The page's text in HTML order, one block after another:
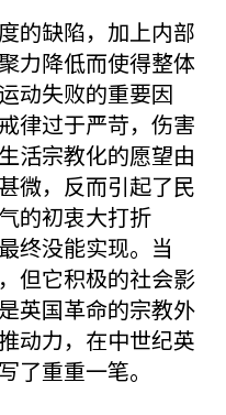
缺陷，加上内部
力降低而使得整体
动失败的重要因
律过于严苛，伤害
活宗教化的愿望由
微，反而引起了民
的初衷大打折
终没能实现。当
但它积极的社会影
英国革命的宗教外
动力，在中世纪英
了重重一笔。